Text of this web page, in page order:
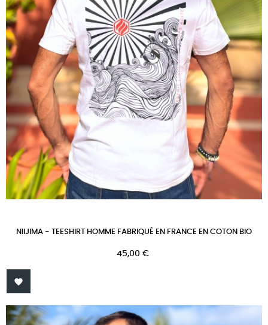
NIIJIMA - TEESHIRT HOMME FABRIQUÉ EN FRANCE EN COTON BIO
Prix
45,00 €
